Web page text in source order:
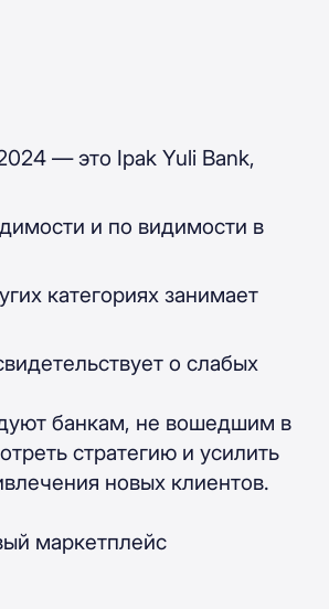
— это Ipak Yuli Bank,
и по видимости в
категориях занимает
о слабых
банкам, не вошедшим в
стратегию и усилить
новых клиентов.
маркетплейс